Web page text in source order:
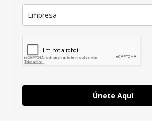
Únete Aquí